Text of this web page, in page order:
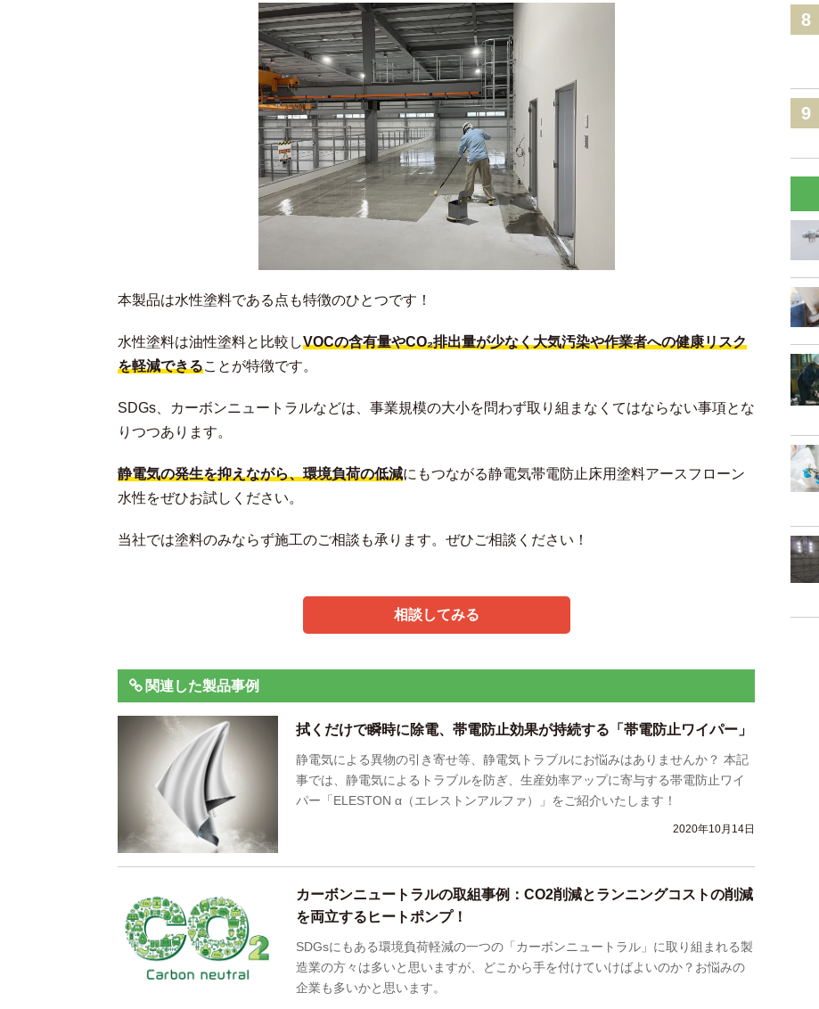
本製品は水性塗料である点も特徴のひとつです！
水性塗料は油性塗料と比較しVOCの含有量やCO₂排出量が少なく大気汚染や作業者への健康リスク
を軽減できることが特徴です。
SDGs、カーボンニュートラルなどは、事業規模の大小を問わず取り組まなくてはならない事項とな
りつつあります。
静電気の発生を抑えながら、環境負荷の低減にもつながる静電気帯電防止床用塗料アースフローン
水性をぜひお試しください。
当社では塗料のみならず施工のご相談も承ります。ぜひご相談ください！
相談してみる
関連した製品事例
拭くだけで瞬時に除電、帯電防止効果が持続する「帯電防止ワイパー」
静電気による異物の引き寄せ等、静電気トラブルにお悩みはありませんか？ 本記
事では、静電気によるトラブルを防ぎ、生産効率アップに寄与する帯電防止ワイ
パー「ELESTON α（エレストンアルファ）」をご紹介いたします！
2020年10月14日
カーボンニュートラルの取組事例：CO2削減とランニングコストの削減
を両立するヒートポンプ！
SDGsにもある環境負荷軽減の一つの「カーボンニュートラル」に取り組まれる製
造業の方々は多いと思いますが、どこから手を付けていけばよいのか？お悩みの
企業も多いかと思います。
8
9